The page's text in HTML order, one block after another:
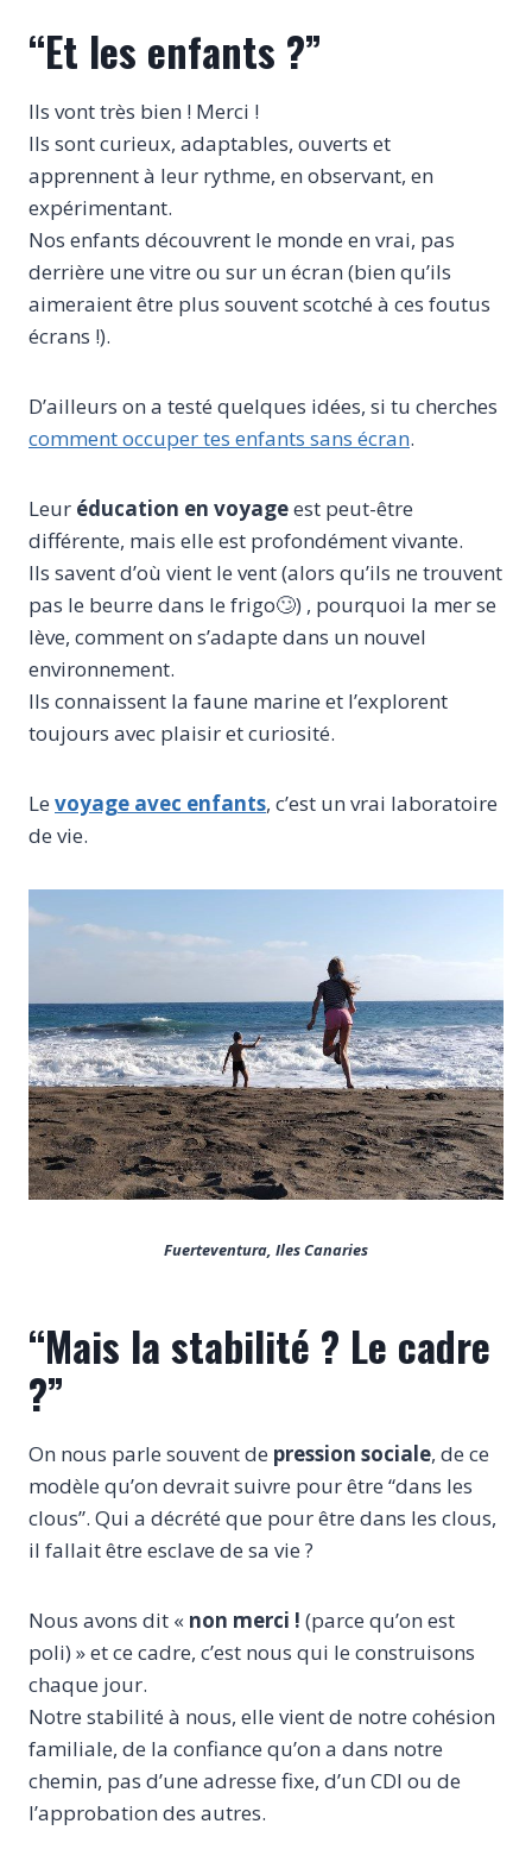
“Et les enfants ?”
Ils vont très bien ! Merci !
Ils sont curieux, adaptables, ouverts et
apprennent à leur rythme, en observant, en
expérimentant.
Nos enfants découvrent le monde en vrai, pas
derrière une vitre ou sur un écran (bien qu’ils
aimeraient être plus souvent scotché à ces foutus
écrans !).
D’ailleurs on a testé quelques idées, si tu cherches
comment occuper tes enfants sans écran.
Leur éducation en voyageest peut-être
différente, mais elle est profondément vivante.
Ils savent d’où vient le vent (alors qu’ils ne trouvent
pas le beurre dans le frigo🙄) , pourquoi la mer se
lève, comment on s’adapte dans un nouvel
environnement.
Ils connaissent la faune marine et l’explorent
toujours avec plaisir et curiosité.
Le voyage avec enfants, c’est un vrai laboratoire
de vie.
Fuerteventura, Iles Canaries
“Mais la stabilité ? Le cadre
?”
On nous parle souvent de pression sociale, de ce
modèle qu’on devrait suivre pour être “dans les
clous”. Qui a décrété que pour être dans les clous,
il fallait être esclave de sa vie ?
Nous avons dit « non merci ! (parce qu’on est
poli) » et ce cadre, c’est nous qui le construisons
chaque jour.
Notre stabilité à nous, elle vient de notre cohésion
familiale, de la confiance qu’on a dans notre
chemin, pas d’une adresse fixe, d’un CDI ou de
l’approbation des autres.